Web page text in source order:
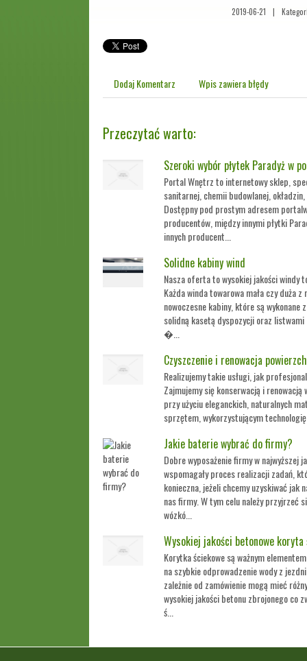
2019-06-21 |
Dodaj Komentarz Wpis zawiera błędy
Przeczytać warto:
Szeroki wybór płytek Paradyż w
Portal Wnętrz to internetowy sklep,
sanitarnej, chemii budowlanej,
Dostępny pod prostym adresem
producentów, między innymi płytki
innych producent...
Solidne kabiny wind
Nasza oferta to wysokiej jakości windy
Każda winda towarowa mała czy duża
nowoczesne kabiny, które są wykonane
solidną kasetą dyspozycji oraz listwami
�...
Czyszczenie i renowacja
Realizujemy takie usługi, jak
Zajmujemy się konserwacją i
przy użyciu eleganckich, naturalnych
sprzętem, wykorzystującym
Jakie baterie wybrać do firmy?
Dobre wyposażenie firmy w najwyższej
wspomagały proces realizacji zadań,
konieczna, jeżeli chcemy uzyskiwać
nas firmy. W tym celu należy przyjrzeć
wózkó...
Wysokiej jakości betonowe koryta
Korytka ściekowe są ważnym
na szybkie odprowadzenie wody z
zależnie od zamówienie mogą mieć
wysokiej jakości betonu zbrojonego co
ś...